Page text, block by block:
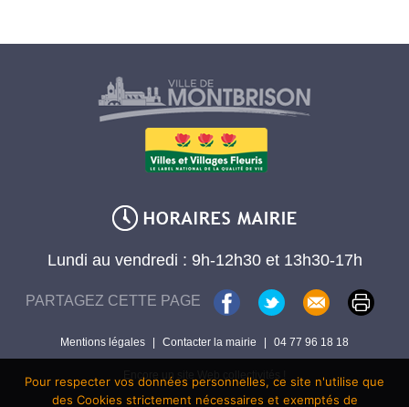
Lundi au vendredi : 9h-12h30 et 13h30-17h
PARTAGEZ CETTE PAGE
Mentions légales | Contacter la mairie | 04 77 96 18 18
Encore un site Web collectivités !
Pour respecter vos données personnelles, ce site n'utilise que
des Cookies strictement nécessaires et exemptés de